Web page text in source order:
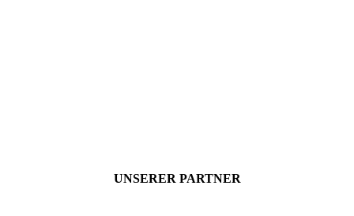
UNSERER PARTNER